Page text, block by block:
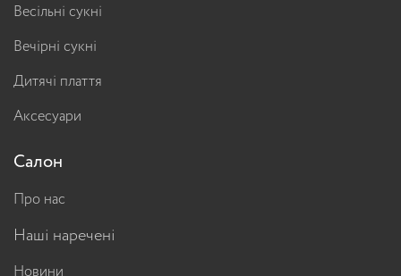
Весільні сукні
Вечірні сукні
Дитячі плаття
Аксесуари
Салон
Про нас
Наші наречені
Новини